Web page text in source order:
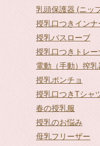
乳頭保護器 (ニッ
授乳口つきイン
授乳バスローブ
授乳口つきトレー
電動（手動）搾乳
授乳ポンチョ
授乳口つきTシャ
春の授乳服
授乳のお悩み
母乳フリーザー